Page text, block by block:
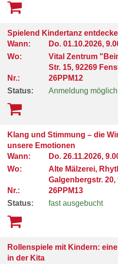
Spielend Kindertanz
Wann:
Do. 01.10.2026,
Wo:
Vital Zentrum
Str. 15, 92269
Nr.:
26PPM12
Status:
Anmeldung möglich
Klang und Stimmung – die
unsere Emotionen
Wann:
Do. 26.11.2026,
Wo:
Alte Mälzerei,
Galgenbergstr.
Nr.:
26PPM13
Status:
fast ausgebucht
Rollenspiele mit Kindern:
in der Kita